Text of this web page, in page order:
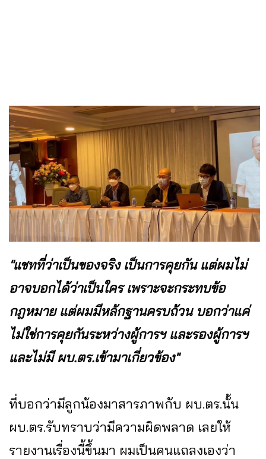
"แชทที่ว่าเป็นของจริง เป็นการคุยกัน แต่ผมไม่
อาจบอกได้ว่าเป็นใคร เพราะจะกระทบข้อ
กฎหมาย แต่ผมมีหล้กฐานครบถ้วน บอกว่าแค่
ไม่ใช่การคุยกันระหว่างผู้การฯ และรองผู้การฯ
และไม่มี ผบ.ตร.เข้ามาเกี่ยวข้อง"
ที่บอกว่ามีลูกน้องมาสารภาพกับ ผบ.ตร.นั้น
ผบ.ตร.รับทราบว่ามีความผิดพลาด เลยให้
รายงานเรื่องนี้ขึ้นมา ผมเป็นคนแถลงเองว่า